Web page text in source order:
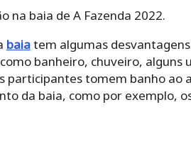
na baia de A Fazenda 2022.
baiatem algumas
banheiro, chuveiro, alguns
participantes tomem banho ao
da baia, como por exemplo,